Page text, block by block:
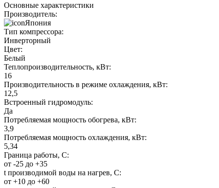
Основные характеристики
Производитель:
Япония
Тип компрессора:
Инверторный
Цвет:
Белый
Теплопроизводительность, кВт:
16
Производительность в режиме охлаждения, кВт:
12,5
Встроенный гидромодуль:
Да
Потребляемая мощность обогрева, кВт:
3,9
Потребляемая мощность охлаждения, кВт:
5,34
Граница работы, С:
от -25 до +35
t производимой воды на нагрев, С:
от +10 до +60